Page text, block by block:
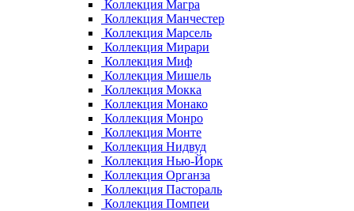
Коллекция Магра
Коллекция Манчестер
Коллекция Марсель
Коллекция Мирари
Коллекция Миф
Коллекция Мишель
Коллекция Мокка
Коллекция Монако
Коллекция Монро
Коллекция Монте
Коллекция Нидвуд
Коллекция Нью-Йорк
Коллекция Органза
Коллекция Пастораль
Коллекция Помпеи